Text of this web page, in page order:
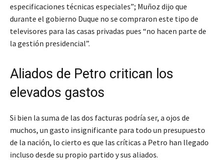
especificaciones técnicas especiales”; Muñoz dijo que
durante el gobierno Duque no se compraron este tipo de
televisores para las casas privadas pues “no hacen parte de
la gestión presidencial”.
Aliados de Petro critican los
elevados gastos
Si bien la suma de las dos facturas podría ser, a ojos de
muchos, un gasto insignificante para todo un presupuesto
de la nación, lo cierto es que las críticas a Petro han llegado
incluso desde su propio partido y sus aliados.